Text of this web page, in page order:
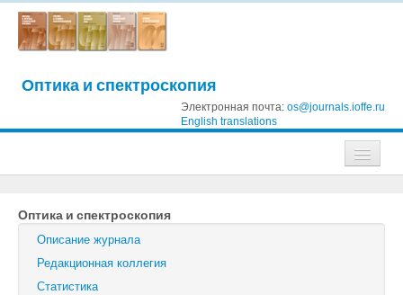
Оптика и спектроскопия
Электронная почта: os@journals.ioffe.ru
English translations
Журнал технической физики
Письма в Журнал технической физики
Физика твердого тела
Оптика и спектроскопия
Описание журнала
Редакционная коллегия
Статистика